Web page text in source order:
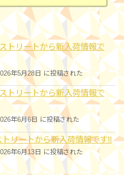
トリートから新入荷情報で
年5月28日 に投稿された
トリートから新入荷情報で
年6月6日 に投稿された
リートから新入荷情報です!!
年6月13日 に投稿された